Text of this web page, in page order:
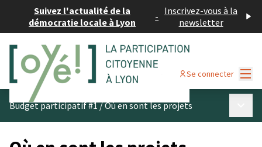
Suivez l'actualité de la
démocratie locale à Lyon
- Inscrivez-vous à la
newsletter
Se connecter
Budget participatif #1/Où en sont les projets